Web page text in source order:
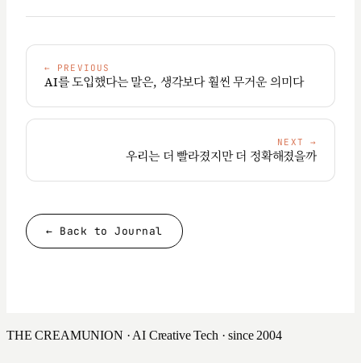
← PREVIOUS
AI를 도입했다는 말은, 생각보다 훨씬 무거운 의미다
NEXT →
우리는 더 빨라졌지만 더 정확해졌을까
← Back to Journal
THE CREAMUNION · AI Creative Tech · since 2004